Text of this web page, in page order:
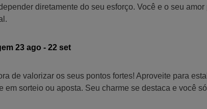
diretamente do seu esforço. Você e o seu
23 ago - 22 set
de valorizar os seus pontos fortes! Aproveite para
em sorteio ou aposta. Seu charme se destaca e você